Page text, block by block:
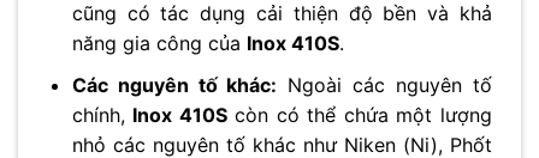
cũng có tác dụng cải thiện độ bền và khả
năng gia công của Inox 410S.
Các nguyên tố khác: Ngoài các nguyên tố
chính, Inox 410Scòn có thể chứa một lượng
nhỏ các nguyên tố khác như Niken (Ni), Phốt